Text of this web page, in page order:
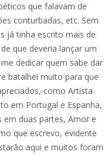
que falavam de
conturbadas, etc. Sem
já tinha escrito mais de
que deveria lançar um
dedicar quem sabe dar
batalhei muito para que
como Artista
em Portugal e Espanha,
duas partes, Amor e
que escrevo, evidente
aqui e muitos foram